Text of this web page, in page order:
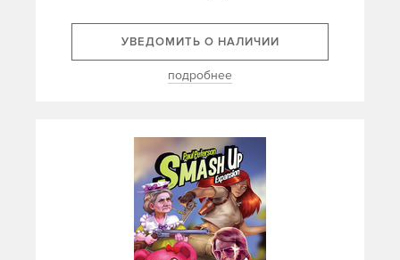
УВЕДОМИТЬ О НАЛИЧИИ
подробнее